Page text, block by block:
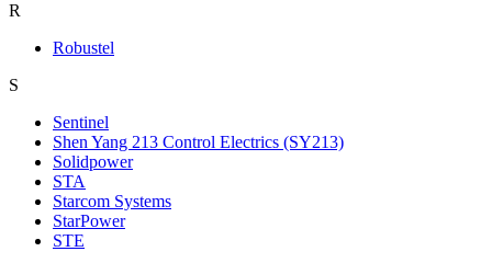
R
Robustel
S
Sentinel
Shen Yang 213 Control Electrics (SY213)
Solidpower
STA
Starcom Systems
StarPower
STE